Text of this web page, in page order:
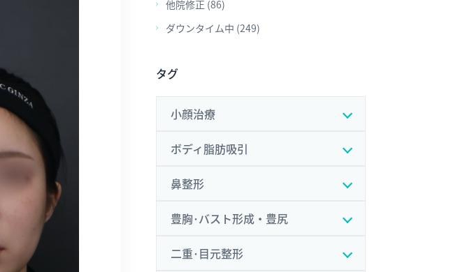
他院修正 (86)
ダウンタイム中 (249)
タグ
小顔治療
ボディ脂肪吸引
鼻整形
豊胸･バスト形成・豊尻
二重･目元整形